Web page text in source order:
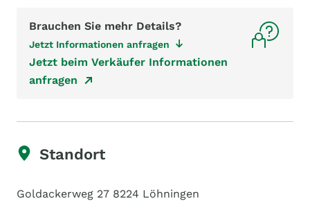
Brauchen Sie mehr Details?
Jetzt Informationen anfragen
Jetzt beim Verkäufer Informationen
anfragen
Standort
Goldackerweg 27 8224 Löhningen